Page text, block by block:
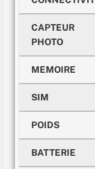
CAPTEUR
PHOTO
MEMOIRE
SIM
POIDS
BATTERIE